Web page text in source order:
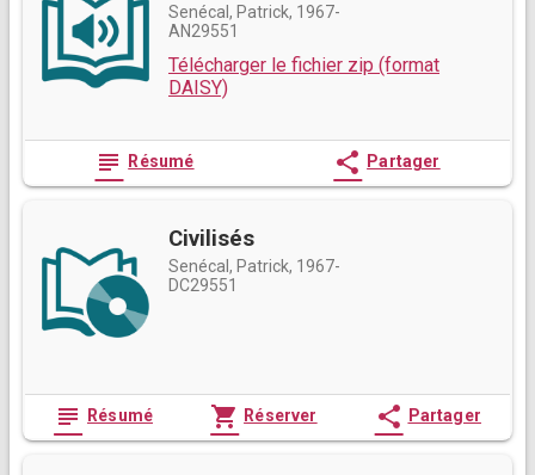
Senécal, Patrick, 1967-
AN29551
Télécharger le fichier zip (format
DAISY)
subject Résumé share Partager
Civilisés
Senécal, Patrick, 1967-
DC29551
subject Résumé shopping_cart Réserver share Partager